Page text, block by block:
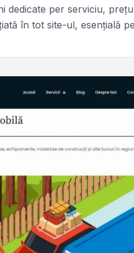
dedicate per serviciu,
în tot site-ul, esențială